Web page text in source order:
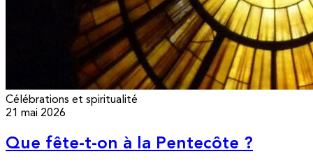
Célébrations et spiritualité
21 mai 2026
Que fête-t-on à la Pentecôte ?